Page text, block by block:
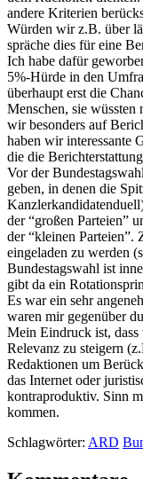
andere Kriterien
Würden wir z.B. über
spräche dies für eine
Ich habe dafür
5%-Hürde in den
überhaupt erst die
Menschen, sie
wir besonders auf
haben wir interessante
die die
Vor der
geben, in denen die
der “großen Parteien”
der “kleinen Parteien”.
eingeladen zu werden
Bundestagswahl ist
gibt da ein
Es war ein sehr
waren mir gegenüber
Mein Eindruck ist, dass
Relevanz zu steigern
Redaktionen um
das Internet oder
kontraproduktiv. Sinn
kommen.
Schlagwörter: ARD